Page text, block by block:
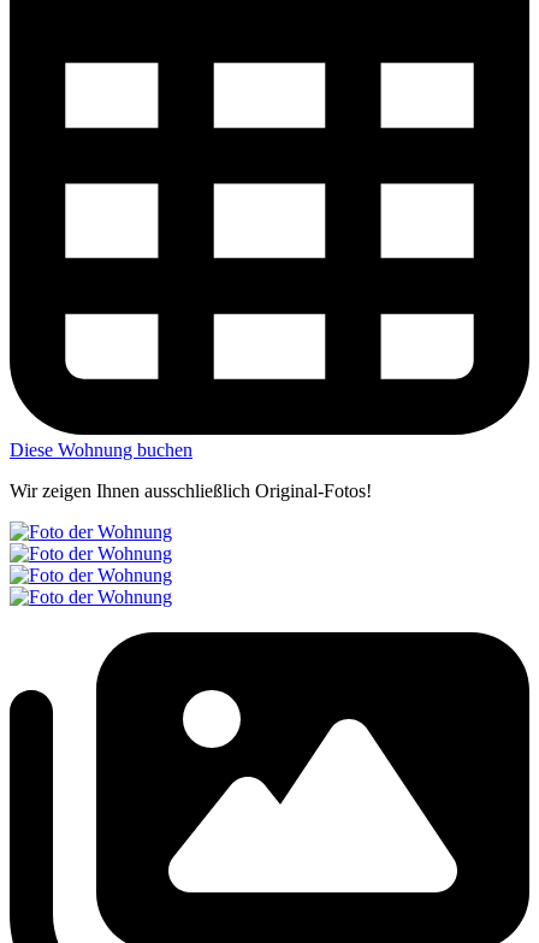
Diese Wohnung buchen
Wir zeigen Ihnen ausschließlich Original-Fotos!